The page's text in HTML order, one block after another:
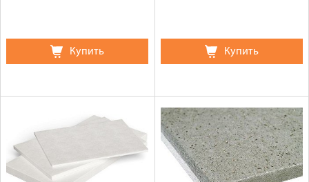
Купить Купить